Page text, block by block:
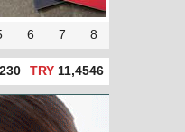
6 7 8
TRY 11,4546